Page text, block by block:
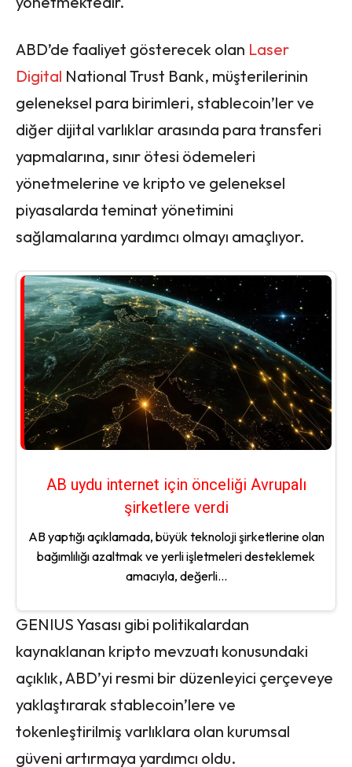
ABD’de faaliyet gösterecek olan Laser
Digital National Trust Bank, müşterilerinin
geleneksel para birimleri, stablecoin’ler ve
diğer dijital varlıklar arasında para transferi
yapmalarına, sınır ötesi ödemeleri
yönetmelerine ve kripto ve geleneksel
piyasalarda teminat yönetimini
sağlamalarına yardımcı olmayı amaçlıyor.
AB uydu internet için önceliği Avrupalı
şirketlere verdi
AB yaptığı açıklamada, büyük teknoloji şirketlerine olan
bağımlılığı azaltmak ve yerli işletmeleri desteklemek
amacıyla, değerli...
GENIUS Yasası gibi politikalardan
kaynaklanan kripto mevzuatı konusundaki
açıklık, ABD’yi resmi bir düzenleyici çerçeveye
yaklaştırarak stablecoin’lere ve
tokenleştirilmiş varlıklara olan kurumsal
güveni artırmaya yardımcı oldu.